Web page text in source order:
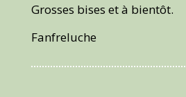
Grosses bises et à bientôt.
Fanfreluche